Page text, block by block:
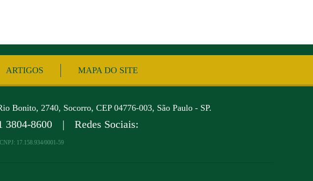
ARTIGOS MAPA DO SITE
Bonito, 2740, Socorro, CEP 04776-003, São Paulo - SP.
3804-8600 | Redes Sociais:
17.158.934/0001-59